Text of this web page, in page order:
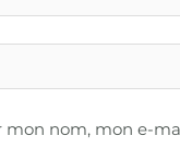
mon nom, mon e-